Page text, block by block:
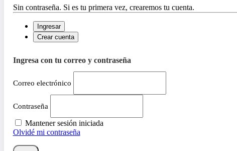
Sin contraseña. Si es tu primera vez, crearemos tu cuenta.
Ingresar
Crear cuenta
Ingresa con tu correo y contraseña
Correo electrónico
Contraseña
Mantener sesión iniciada
Olvidé mi contraseña